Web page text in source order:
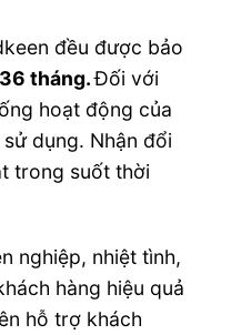
đều được bảo
tháng.Đối với
hoạt động của
dụng. Nhận đổi
trong suốt thời
nghiệp, nhiệt tình,
hàng hiệu quả
hỗ trợ khách